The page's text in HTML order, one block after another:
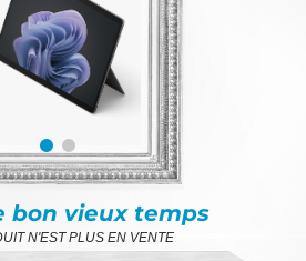
bon vieux temps
N'EST PLUS EN VENTE